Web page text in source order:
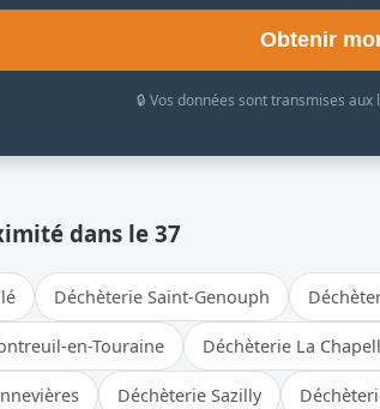
Obtenir
🔒 Vos données sont transmises
dans le 37
Déchèterie Saint-Genouph
en-Touraine Déchèterie La
Déchèterie Sazilly